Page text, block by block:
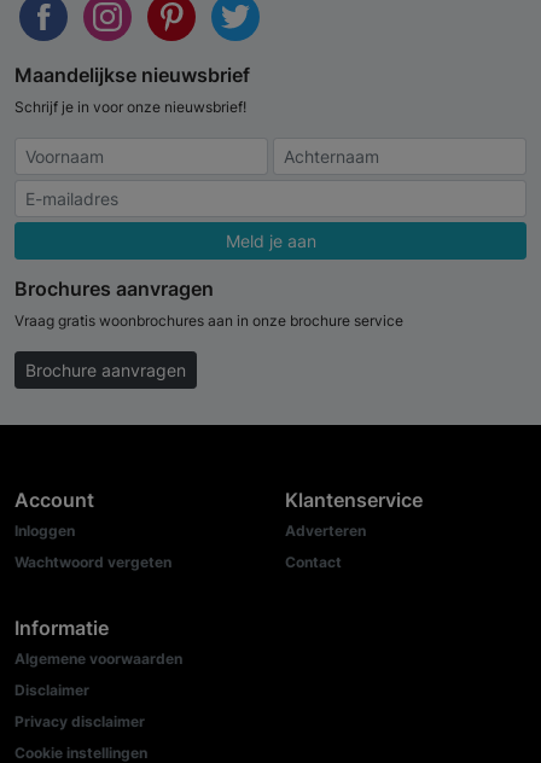
Maandelijkse nieuwsbrief
Schrijf je in voor onze nieuwsbrief!
Meld je aan
Brochures aanvragen
Vraag gratis woonbrochures aan in onze brochure service
Brochure aanvragen
Account
Inloggen
Wachtwoord vergeten
Informatie
Algemene voorwaarden
Disclaimer
Privacy disclaimer
Cookie instellingen
Klantenservice
Adverteren
Contact